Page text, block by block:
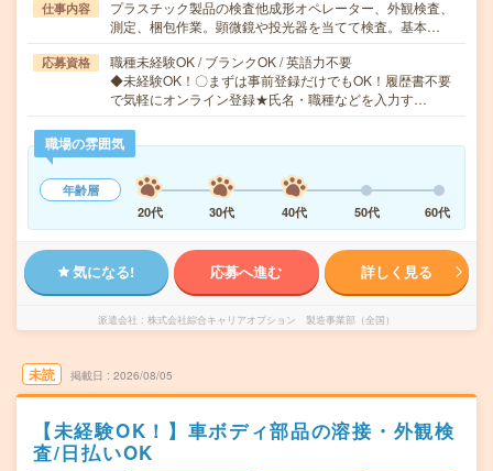
仕事内容
プラスチック製品の検査他成形オペレーター、外観検査、
測定、梱包作業。顕微鏡や投光器を当てて検査。基本…
応募資格
職種未経験OK / ブランクOK / 英語力不要
◆未経験OK！〇まずは事前登録だけでもOK！履歴書不要
で気軽にオンライン登録★氏名・職種などを入力す…
職場の雰囲気
年齢層
20代
30代 40代 50代 60代
気になる! 応募へ進む 詳しく見る
派遣会社 株式会社綜合キャリアオプション 製造事業部（全国）
未読 掲載日 2026/08/05
【未経験OK！】車ボディ部品の溶接・外観検
査/日払いOK